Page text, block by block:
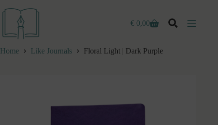
naar
inhoud
Winkelwagen
€ 0,00
Home Like Journals Floral Light | Dark Purple